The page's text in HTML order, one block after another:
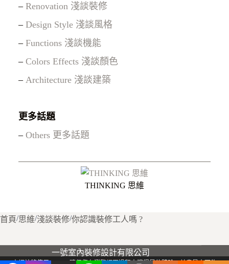
– Renovation 淺談裝修
– Design Style 淺談風格
– Functions 淺談機能
– Colors Effects 淺談顏色
– Architecture 淺談建築
更多話題
– Others 更多話題
THINKING 思維
首頁/思維/淺談裝修/你認識裝修工人嗎 ?
一號室內裝修設計有限公司